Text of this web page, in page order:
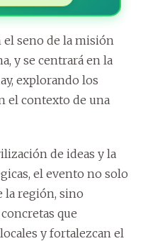
el seno de la misión
y se centrará en la
explorando los
el contexto de una
de ideas y la
el evento no solo
la región, sino
que
y fortalezcan el